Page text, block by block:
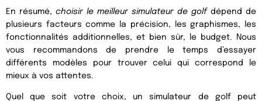
En résumé, choisir le meilleur simulateur de golf dépend de
plusieurs facteurs comme la précision, les graphismes, les
fonctionnalités additionnelles, et bien sûr, le budget. Nous
vous recommandons de prendre le temps d’essayer
différents modèles pour trouver celui qui correspond le
mieux à vos attentes.
Quel que soit votre choix, un simulateur de golf peut